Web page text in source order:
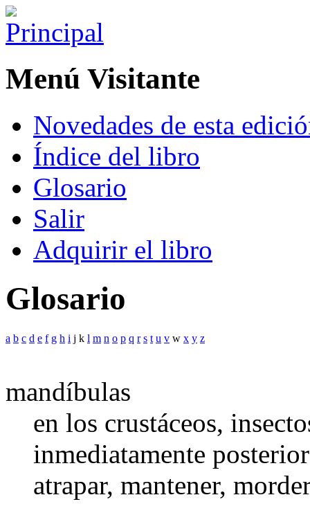
Menú Visitante
Novedades de esta
Índice del libro
Glosario
Salir
Adquirir el libro
Glosario
a b c d e f g h i j k l m n o p q r s t u v w x y z
mandíbulas
en los crustáceos,
inmediatamente
atrapar, mantener,